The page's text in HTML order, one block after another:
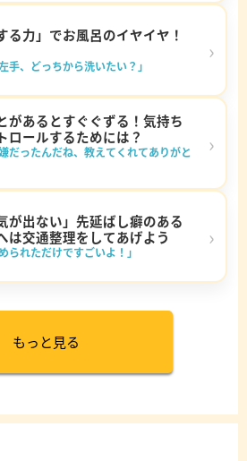
る力」でお風呂のイヤイヤ！
手、どっちから洗いたい？」
›
があるとすぐぐずる！気持ち
ロールするためには？
だったんだね、教えてくれてありがと
›
が出ない」先延ばし癖のある
は交通整理をしてあげよう
られただけですごいよ！」
›
もっと見る